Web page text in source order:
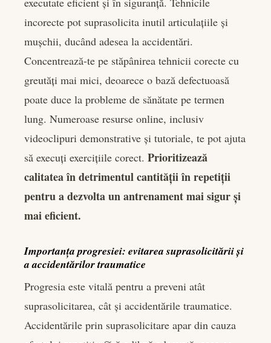
incorecte pot suprasolicita inutil articulațiile și
mușchii, ducând adesea la accidentări.
Concentrează-te pe stăpânirea tehnicii corecte cu
greutăți mai mici, deoarece o bază defectuoasă
poate duce la probleme de sănătate pe termen
lung. Numeroase resurse online, inclusiv
videoclipuri demonstrative și tutoriale, te pot ajuta
să execuți exercițiile corect. Prioritizează
calitatea în detrimentul cantității în repetiții
pentru a dezvolta un antrenament mai sigur și
mai eficient.
Importanța progresiei: evitarea suprasolicitării și
a accidentărilor traumatice
Progresia este vitală pentru a preveni atât
suprasolicitarea, cât și accidentările traumatice.
Accidentările prin suprasolicitare apar din cauza